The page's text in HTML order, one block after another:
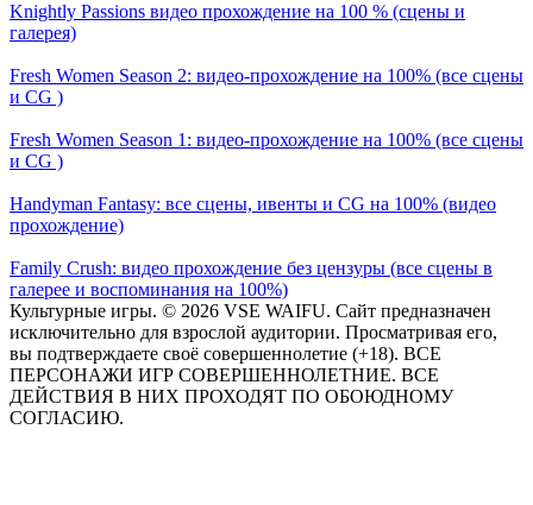
Knightly Passions видео прохождение на 100 % (сцены и
галерея)
Fresh Women Season 2: видео-прохождение на 100% (все сцены
и CG )
Fresh Women Season 1: видео-прохождение на 100% (все сцены
и CG )
Handyman Fantasy: все сцены, ивенты и CG на 100% (видео
прохождение)
Family Crush: видео прохождение без цензуры (все сцены в
галерее и воспоминания на 100%)
Культурные игры. © 2026 VSE WAIFU. Сайт предназначен
исключительно для взрослой аудитории. Просматривая его,
вы подтверждаете своё совершеннолетие (+18). ВСЕ
ПЕРСОНАЖИ ИГР СОВЕРШЕННОЛЕТНИЕ. ВСЕ
ДЕЙСТВИЯ В НИХ ПРОХОДЯТ ПО ОБОЮДНОМУ
СОГЛАСИЮ.